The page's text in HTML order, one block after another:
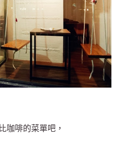
咖啡的菜單吧，